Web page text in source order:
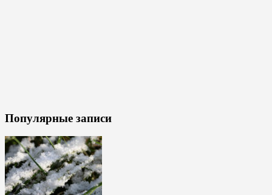
Популярные записи